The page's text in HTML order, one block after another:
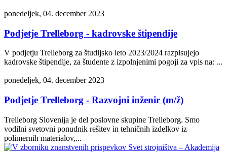
ponedeljek, 04. december 2023
Podjetje Trelleborg - kadrovske štipendije
V podjetju Trelleborg za študijsko leto 2023/2024 razpisujejo
kadrovske štipendije, za študente z izpolnjenimi pogoji za vpis na: ...
ponedeljek, 04. december 2023
Podjetje Trelleborg - Razvojni inženir (m/ž)
Trelleborg Slovenija je del poslovne skupine Trelleborg. Smo
vodilni svetovni ponudnik rešitev in tehničnih izdelkov iz
polimernih materialov,...